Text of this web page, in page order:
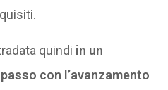
quindi in un
con l’avanzamento